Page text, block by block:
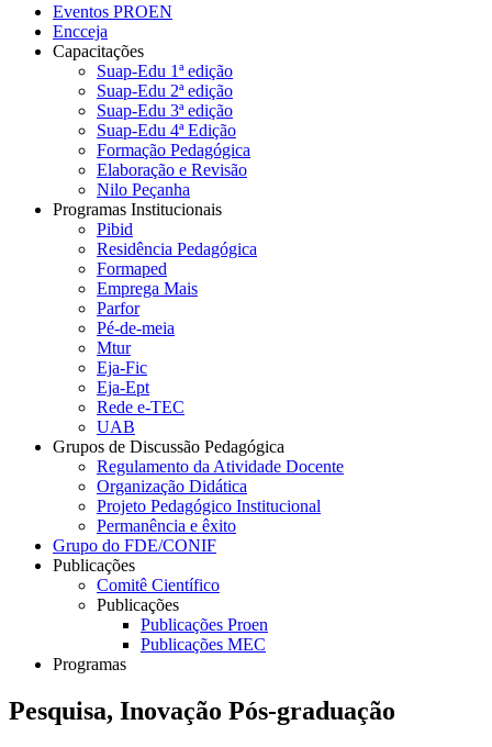
Eventos PROEN
Encceja
Capacitações
Suap-Edu 1ª edição
Suap-Edu 2ª edição
Suap-Edu 3ª edição
Suap-Edu 4ª Edição
Formação Pedagógica
Elaboração e Revisão
Nilo Peçanha
Programas Institucionais
Pibid
Residência Pedagógica
Formaped
Emprega Mais
Parfor
Pé-de-meia
Mtur
Eja-Fic
Eja-Ept
Rede e-TEC
UAB
Grupos de Discussão Pedagógica
Regulamento da Atividade Docente
Organização Didática
Projeto Pedagógico Institucional
Permanência e êxito
Grupo do FDE/CONIF
Publicações
Comitê Científico
Publicações
Publicações Proen
Publicações MEC
Programas
Pesquisa, Inovação Pós-graduação